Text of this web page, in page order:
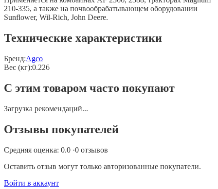
210-335, а также на почвообрабатывающем оборудовании
Sunflower, Wil-Rich, John Deere.
Технические характеристики
Бренд:Agco
Вес (кг):0.226
С этим товаром часто покупают
Загрузка рекомендаций...
Отзывы покупателей
Средняя оценка: 0.0 ·0 отзывов
Оставить отзыв могут только авторизованные покупатели.
Войти в аккаунт